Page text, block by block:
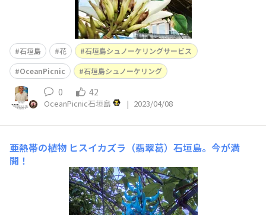
石垣島 花
石垣島シュノーケリングサービス
OceanPicnic
石垣島シュノーケリング
0 42
OceanPicnic石垣島 | 2023/04/08
亜熱帯の植物 ヒスイカズラ（翡翠葛）石垣島。今が満
開！